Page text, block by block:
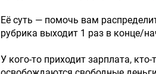
Её суть — помочь вам
рубрика выходит 1 раз в конце/
У кого-то приходит зарплата,